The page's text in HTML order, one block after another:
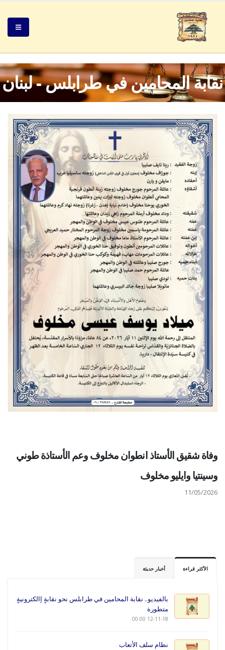
نقابة المحامين في طرابلس - لبنان
وفاة شقيق الأستاذ انطوان مخلوف وعم الأستاذة طوني
وسينتيا وايليو مخلوف
11/05/2026
الأكثر قراءة أخبار حديثة
بالفيديو.. نقابة المحامين في طرابلس نحو نقابةٍ إالكترونيةٍ
متطورة
12-11-18 00:00
نظام سلف الأتعاب